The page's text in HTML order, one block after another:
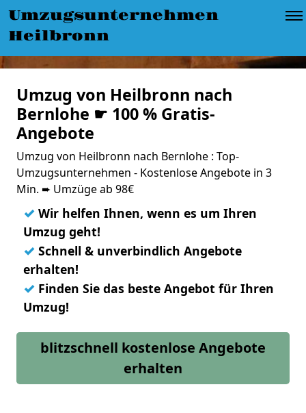
Umzugsunternehmen
Heilbronn
Umzug von Heilbronn nach
Bernlohe ☛ 100 % Gratis-
Angebote
Umzug von Heilbronn nach Bernlohe : Top-
Umzugsunternehmen - Kostenlose Angebote in 3
Min. ➨ Umzüge ab 98€
✓ Wir helfen Ihnen, wenn es um Ihren
Umzug geht!
✓ Schnell & unverbindlich Angebote
erhalten!
✓ Finden Sie das beste Angebot für Ihren
Umzug!
blitzschnell kostenlose Angebote
erhalten